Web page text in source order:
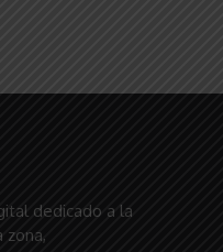
dedicado a la
zona,